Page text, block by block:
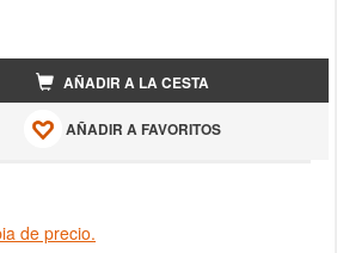
AÑADIR A LA CESTA
AÑADIR A FAVORITOS
de precio.